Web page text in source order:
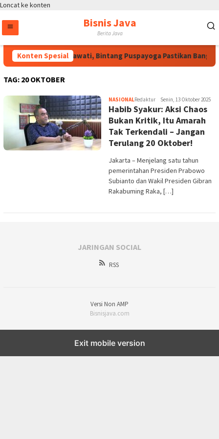
Loncat ke konten
Bisnis Java
Berita Java
Konten Spesial
Atas Arahan Megawati, Bintang Puspayoga Pastikan Bang
TAG: 20 OKTOBER
NASIONALRedaktur Senin, 13 Oktober 2025
Habib Syakur: Aksi Chaos
Bukan Kritik, Itu Amarah
Tak Terkendali – Jangan
Terulang 20 Oktober!
Jakarta – Menjelang satu tahun
pemerintahan Presiden Prabowo
Subianto dan Wakil Presiden Gibran
Rakabuming Raka, […]
JARINGAN SOCIAL
RSS
Versi Non AMP
Bisnisjava.com
Exit mobile version